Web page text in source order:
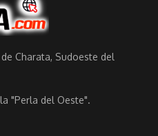
Charata, Sudoeste del
"Perla del Oeste".